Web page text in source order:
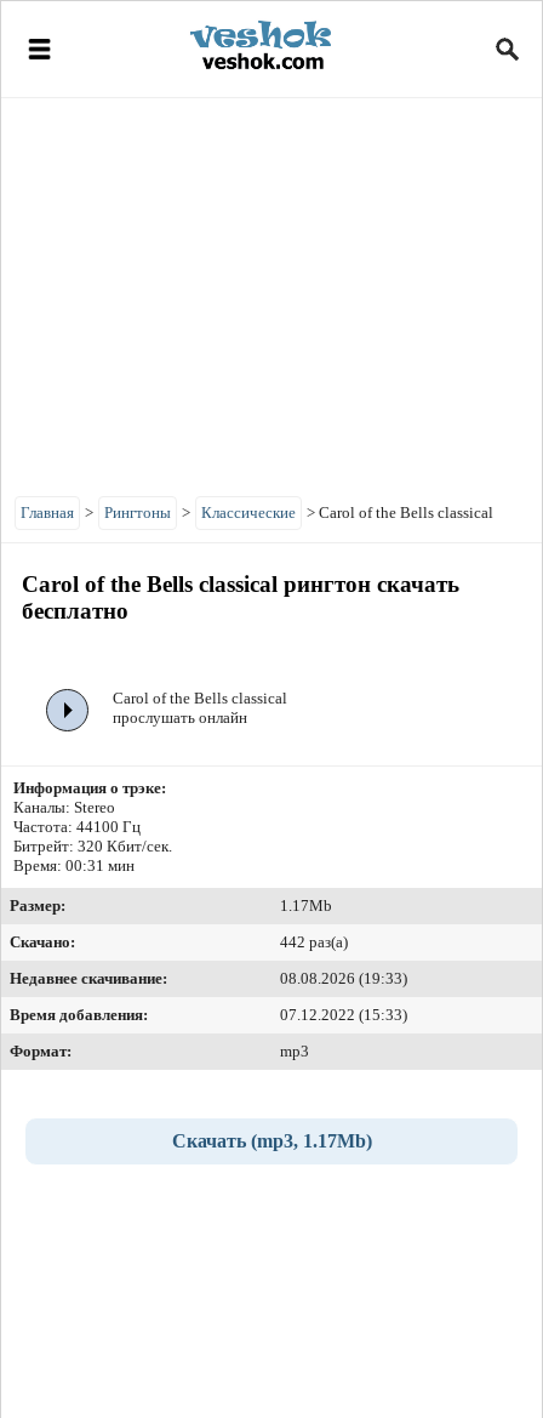
Главная > Рингтоны > Классические > Carol of the Bells classical
Carol of the Bells classical рингтон скачать
бесплатно
Carol of the Bells classical
прослушать онлайн
Информация о трэке:
Каналы: Stereo
Частота: 44100 Гц
Битрейт: 320 Кбит/сек.
Время: 00:31 мин
Размер:
1.17Mb
Скачано:
442 раз(а)
Недавнее скачивание:
08.08.2026 (19:33)
Время добавления:
07.12.2022 (15:33)
Формат:
mp3
Скачать (mp3, 1.17Mb)